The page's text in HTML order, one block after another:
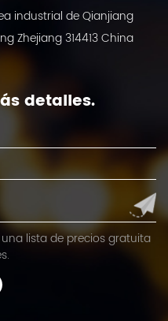
industrial de Qianjiang
Zhejiang 314413 China
detalles.
lista de precios gratuita